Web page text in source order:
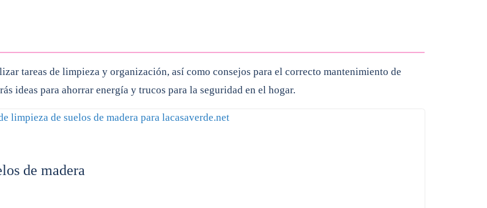
tareas de limpieza y organización, así como consejos para el correcto mantenimiento de
ideas para ahorrar energía y trucos para la seguridad en el hogar.
de madera